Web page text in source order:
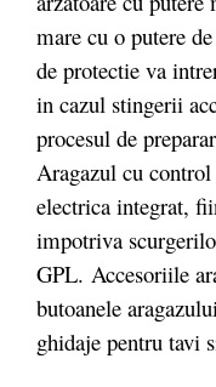
mare cu o putere de
de protectie va
in cazul stingerii
procesul de
Aragazul cu
electrica integrat,
impotriva
GPL. Accesoriile
butoanele
ghidaje pentru tavi